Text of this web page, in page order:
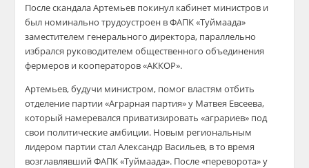
После скандала Артемьев покинул кабинет министров и
был номинально трудоустроен в ФАПК «Туймаада»
заместителем генерального директора, параллельно
избрался руководителем общественного объединения
фермеров и кооператоров «АККОР».
Артемьев, будучи министром, помог властям отбить
отделение партии «Аграрная партия» у Матвея Евсеева,
который намеревался приватизировать «аграриев» под
свои политические амбиции. Новым региональным
лидером партии стал Александр Васильев, в то время
возглавлявший ФАПК «Туймаада». После «переворота» у